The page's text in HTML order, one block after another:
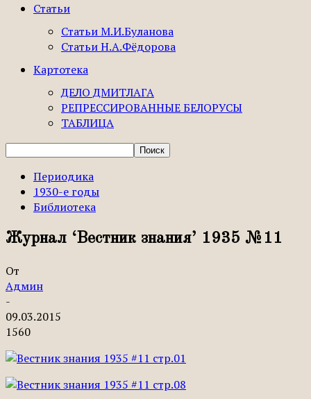
Статьи
Статьи М.И.Буланова
Статьи Н.А.Фёдорова
Картотека
ДЕЛО ДМИТЛАГА
РЕПРЕССИРОВАННЫЕ БЕЛОРУСЫ
ТАБЛИЦА
Периодика
1930-е годы
Библиотека
Журнал ‘Вестник знания’ 1935 №11
От
Админ
-
09.03.2015
1560